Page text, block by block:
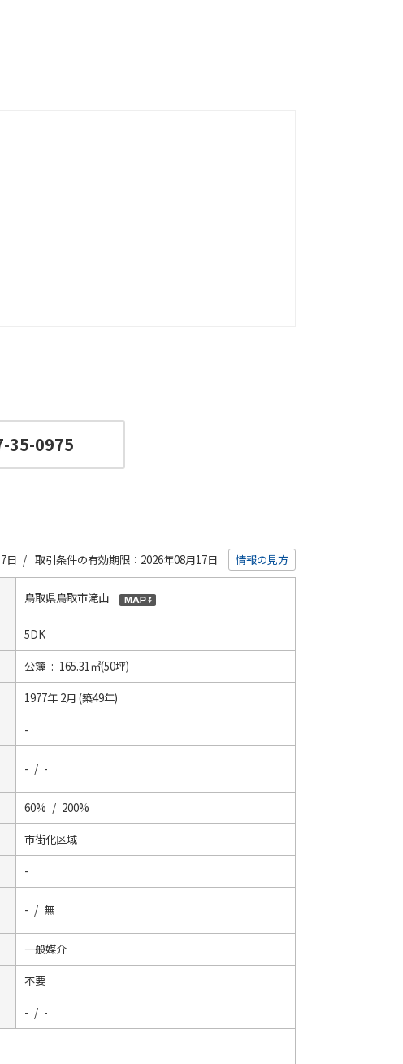
35-0975
日 / 取引条件の有効期限：2026年08月17日 情報の見方
鳥取県鳥取市滝山
5DK
公簿 : 165.31㎡(50坪)
1977年 2月 (築49年)
-
- / -
60% / 200%
市街化区域
-
- / 無
一般媒介
不要
- / -